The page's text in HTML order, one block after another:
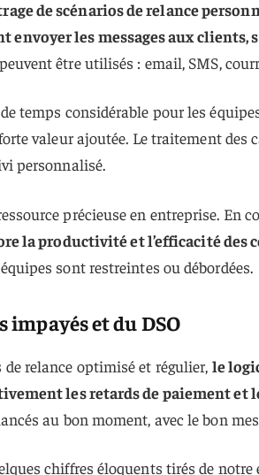
de scénarios de relance
envoyer les messages aux
être utilisés : email, SMS,
temps considérable pour les
valeur ajoutée. Le traitement des
personnalisé.
précieuse en entreprise. En
la productivité et l’efficacité des
sont restreintes ou débordées.
impayés et du DSO
de relance optimisé et régulier, le
les retards de paiement et
au bon moment, avec le bon
chiffres éloquents tirés de notre